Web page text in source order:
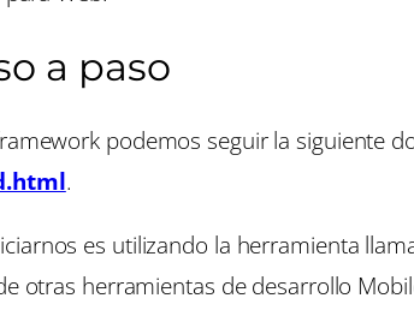
a paso
podemos seguir la siguiente
.
es utilizando la herramienta
otras herramientas de desarrollo